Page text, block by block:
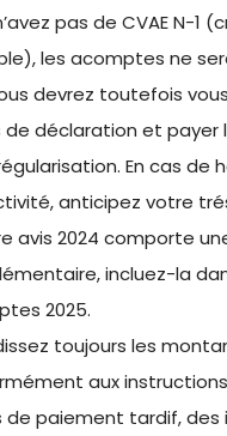
pas de CVAE N-1
les acomptes ne
devrez toutefois
de déclaration et payer
En cas de
anticipez votre
avis 2024 comporte
incluez-la
2025.
toujours les
aux
de paiement tardif,